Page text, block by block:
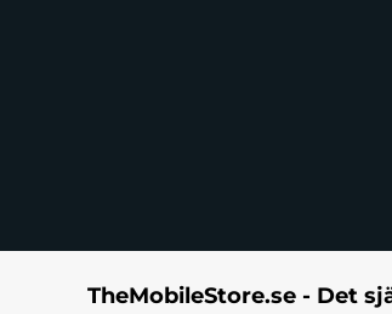
TheMobileStore.se - Det